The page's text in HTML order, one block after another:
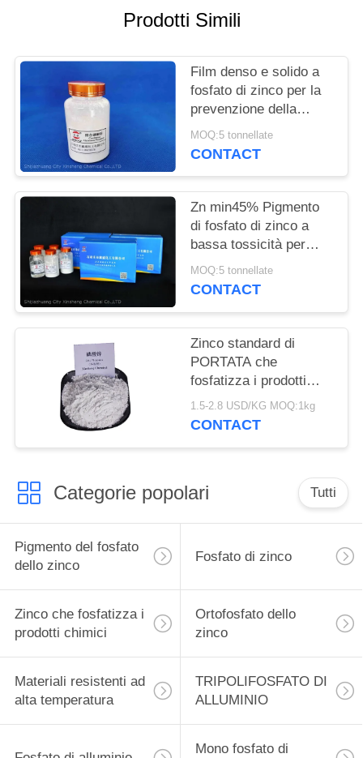
SITO
PRIVACY
POLICY
Prodotti Simili
Film denso e solido a
fosfato di zinco per la
prevenzione della
corrosione dei metalli e
per il ritardatore di
MOQ:5 tonnellate
CONTACT
Zn min45% Pigmento
di fosfato di zinco a
bassa tossicità per
soluzioni anticorrosive
ecologiche
MOQ:5 tonnellate
CONTACT
Zinco standard di
PORTATA che
fosfatizza i prodotti
chimici, inibitore di
corrosione del fosfato
1.5-2.8 USD/KG MOQ:1kg
CONTACT
Categorie popolari Tutti
Pigmento del fosfato
dello zinco
Fosfato di zinco
Zinco che fosfatizza i
prodotti chimici
Ortofosfato dello
zinco
Materiali resistenti ad
alta temperatura
TRIPOLIFOSFATO DI
ALLUMINIO
Mono fosfato di